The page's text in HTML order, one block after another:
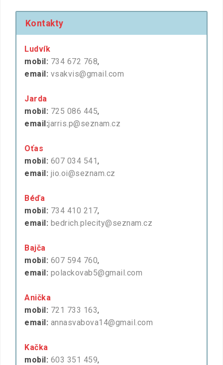
Kontakty
Ludvík
mobil: 734 672 768,
email: vsakvis@gmail.com
Jarda
mobil: 725 086 445,
email:jarris.p@seznam.cz
Oťas
mobil: 607 034 541,
email: jio.oi@seznam.cz
Béďa
mobil: 734 410 217,
email: bedrich.plecity@seznam.cz
Bajča
mobil: 607 594 760,
email: polackovab5@gmail.com
Anička
mobil: 721 733 163,
email: annasvabova14@gmail.com
Kačka
mobil: 603 351 459,